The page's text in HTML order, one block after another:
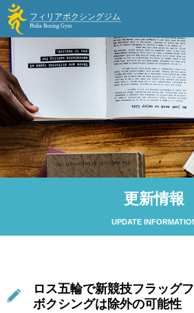
更新情報
UPDATE
ロス五輪で新競技フラッグ
ボクシングは除外の可能性